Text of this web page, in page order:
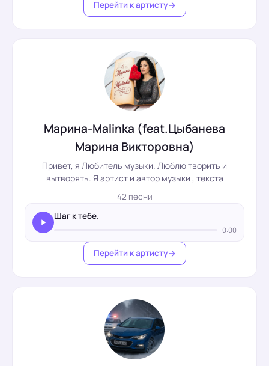
Перейти к артисту
Марина-Malinka (feat.Цыбанева
Марина Викторовна)
Привет, я Любитель музыки. Люблю творить и
вытворять. Я артист и автор музыки , текста
42 песни
Шаг к тебе.
0:00
Перейти к артисту